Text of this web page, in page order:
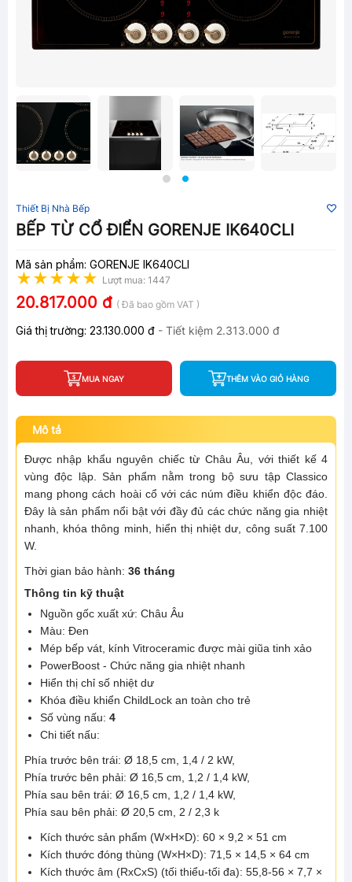
Thiết Bị Nhà Bếp
BẾP TỪ CỔ ĐIỂN GORENJE IK640CLI
Mã sản phẩm: GORENJE IK640CLI
Lượt mua: 1447
20.817.000 đ ( Đã bao gồm VAT )
Giá thị trường: 23.130.000 đ - Tiết kiệm 2.313.000 đ
MUA NGAY THÊM VÀO GIỎ HÀNG
Mô tả
Được nhập khẩu nguyên chiếc từ Châu Âu, với thiết kế 4
vùng độc lập. Sản phẩm nằm trong bộ sưu tập Classico
mang phong cách hoài cổ với các núm điều khiển độc đáo.
Đây là sản phẩm nổi bật với đầy đủ các chức năng gia nhiệt
nhanh, khóa thông minh, hiển thị nhiệt dư, công suất 7.100
W.
Thời gian bảo hành: 36 tháng
Thông tin kỹ thuật
Nguồn gốc xuất xứ: Châu Âu
Màu: Đen
Mép bếp vát, kính Vitroceramic được mài giũa tinh xảo
PowerBoost - Chức năng gia nhiệt nhanh
Hiển thị chỉ số nhiệt dư
Khóa điều khiển ChildLock an toàn cho trẻ
Số vùng nấu: 4
Chi tiết nấu:
Phía trước bên trái: Ø 18,5 cm, 1,4 / 2 kW,
Phía trước bên phải: Ø 16,5 cm, 1,2 / 1,4 kW,
Phía sau bên trái: Ø 16,5 cm, 1,2 / 1,4 kW,
Phía sau bên phải: Ø 20,5 cm, 2 / 2,3 k
Kích thước sản phẩm (W×H×D): 60 × 9,2 × 51 cm
Kích thước đóng thùng (W×H×D): 71,5 × 14,5 × 64 cm
Kích thước âm (RxCxS) (tối thiểu-tối đa): 55,8-56 × 7,7 ×